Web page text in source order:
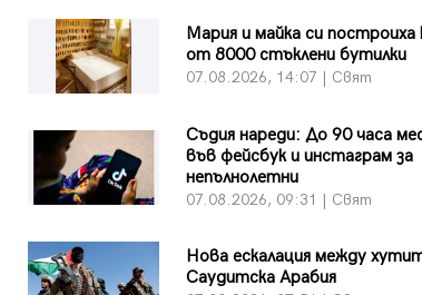
Мария и майка си
от 8000 стъклени бутилки
07.08.2026, 14:07 | Свят
Съдия нареди: До 90 часа
във фейсбук и инстаграм за
непълнолетни
07.08.2026, 09:31 | Свят
Нова ескалация между
Саудитска Арабия